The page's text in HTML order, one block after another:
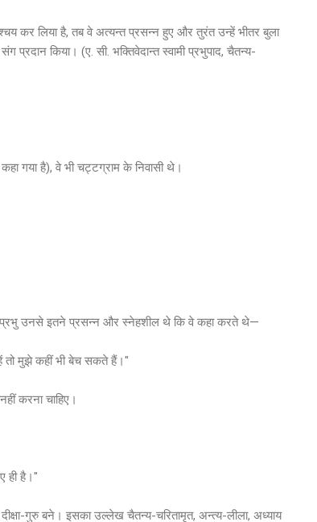
कर लिया है, तब वे अत्यन्त प्रसन्न हुए और तुरंत उन्हें भीतर बुला
प्रदान किया। (ए. सी. भक्तिवेदान्त स्वामी प्रभुपाद, चैतन्य-
गया है), वे भी चट्टग्राम के निवासी थे।
उनसे इतने प्रसन्न और स्नेहशील थे कि वे कहा करते थे—
तो मुझे कहीं भी बेच सकते हैं।"
करना चाहिए।
ही है।"
दीक्षा-गुरु बने। इसका उल्लेख चैतन्य-चरितामृत, अन्त्य-लीला, अध्याय